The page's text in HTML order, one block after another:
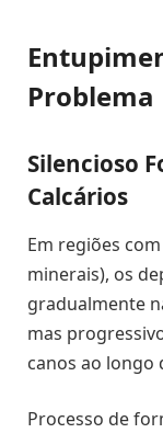
Problema
Silencioso
Calcários
Em regiões
minerais), os
gradualmente
mas
canos ao longo
Processo de